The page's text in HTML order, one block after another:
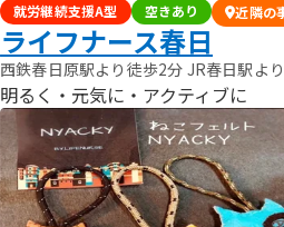
就労継続支援A型 空きあり 近隣の
ライフナース春日
西鉄春日原駅より徒歩2分 JR春日駅よ
明るく・元気に・アクティブに